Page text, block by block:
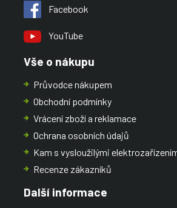
Facebook
YouTube
Vše o nákupu
Průvodce nákupem
Obchodní podmínky
Vrácení zboží a reklamace
Ochrana osobních údajů
Kam s vysloužilými
Recenze zákazníků
Další informace